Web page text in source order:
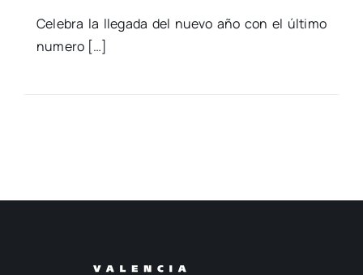
Cele­bra la lle­ga­da del nue­vo año con el últi­mo
nume­ro […]